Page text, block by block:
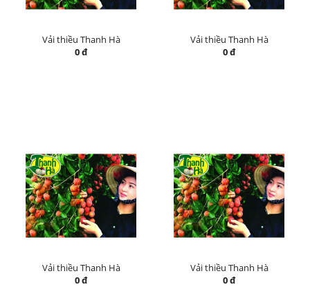
Vải thiều Thanh Hà
0 đ
Vải thiều Thanh Hà
0 đ
Vải thiều Thanh Hà
0 đ
Vải thiều Thanh Hà
0 đ